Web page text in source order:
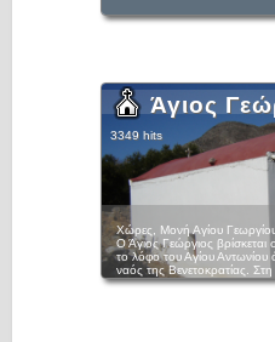
Άγιος
3349 hits
Χώρες, Μονή Αγίου
Ο Άγιος Γεώργιος
το λόφο του Αγίου
ναός της Βενετοκρατίας.
βλάστηση και τα